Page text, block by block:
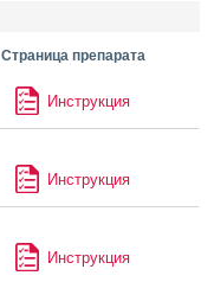
Страница препарата
Инструкция
Инструкция
Инструкция